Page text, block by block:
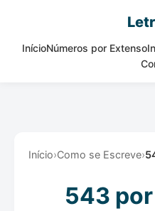
InícioNúmeros por Extenso
Início›Como se Escreve›
543